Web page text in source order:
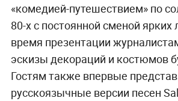
«комедией-путешествием» по
80-х с постоянной сменой ярких
время презентации
эскизы декораций и костюмов
Гостям также впервые
русскоязычные версии песен